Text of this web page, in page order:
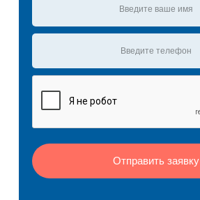
Отправить заявку